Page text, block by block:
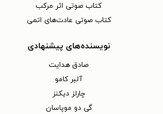
کتاب صوتی اثر مرکب
کتاب صوتی عادت‌های اتمی
نویسنده‌های پیشنهادی
صادق هدایت
آلبر کامو
چارلز دیکنز
گی دو موپاسان